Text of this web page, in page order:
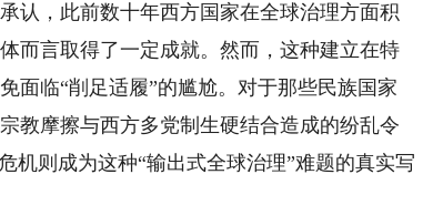
认，此前数十年西方国家在全球治理方面积
而言取得了一定成就。然而，这种建立在特
面临“削足适履”的尴尬。对于那些民族国家
教摩擦与西方多党制生硬结合造成的纷乱令
机则成为这种“输出式全球治理”难题的真实写